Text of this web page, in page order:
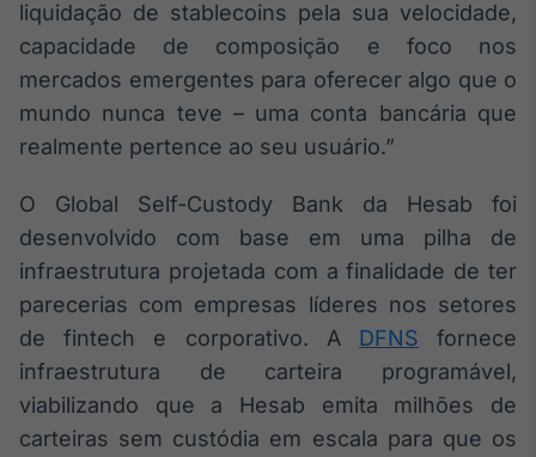
Em breve
BroadFast
Em breve
Investimentos
Em breve
liquidação de stablecoins pela sua velocidade,
capacidade de composição e foco nos
mercados emergentes para oferecer algo que o
mundo nunca teve – uma conta bancária que
realmente pertence ao seu usuário.”
O Global Self-Custody Bank da Hesab foi
desenvolvido com base em uma pilha de
infraestrutura projetada com a finalidade de ter
parecerias com empresas líderes nos setores
de fintech e corporativo. A DFNS fornece
infraestrutura de carteira programável,
viabilizando que a Hesab emita milhões de
carteiras sem custódia em escala para que os